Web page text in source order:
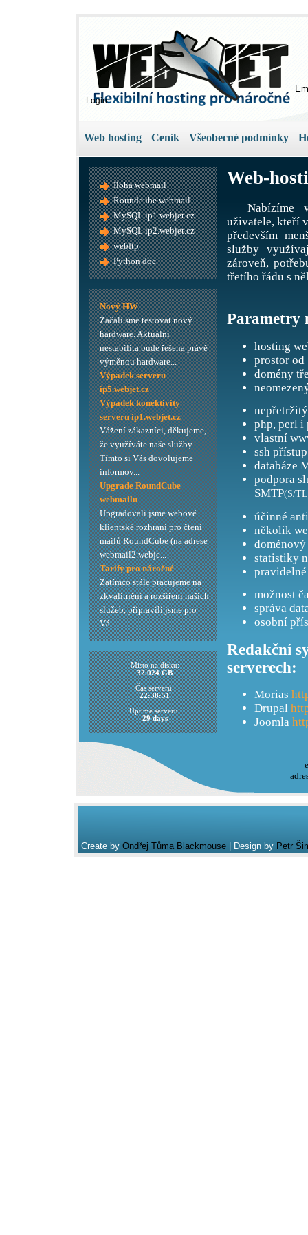
Login
Web hosting Ceník Všeobecné podmínky
Web-
Nabízíme
uživatele, kteří
především
služby
zároveň,
třetího řádu s
Parametry
hosting
prostor od
domény
php, perl i
vlastní
ssh přístup
databáze
podpora
SMTP(S/
účinné
několik
doménový
statistiky
možnost
správa
osobní
Redakční
serverech:
Morias
Drupal
Joomla
Iloha webmail
Roundcube webmail
MySQL ip1.webjet.cz
MySQL ip2.webjet.cz
webftp
Python doc
Nový HW
Začali sme testovat nový
hardware. Aktuální
nestabilita bude řešena právě
výměnou hardware...
Výpadek serveru
ip5.webjet.cz
Výpadek konektivity
serveru ip1.webjet.cz
Vážení zákazníci, děkujeme,
že využíváte naše služby.
Tímto si Vás dovolujeme
informov...
Upgrade RoundCube
webmailu
Upgradovali jsme webové
klientské rozhraní pro čtení
mailů RoundCube (na adrese
webmail2.webje...
Tarify pro náročné
Zatímco stále pracujeme na
zkvalitnění a rozšíření našich
služeb, připravili jsme pro
Vá...
Misto na disku:
32.024 GB
Čas serveru:
22:38:51
Uptime serveru:
29 days
Create by Ondřej Tůma Blackmouse| Design by Petr